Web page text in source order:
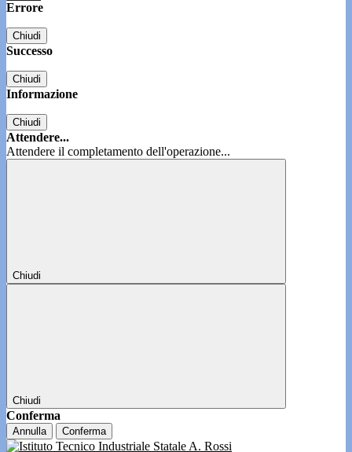
Errore
Chiudi
Successo
Chiudi
Informazione
Chiudi
Attendere...
Attendere il completamento dell'operazione...
Chiudi
Chiudi
Conferma
Annulla Conferma